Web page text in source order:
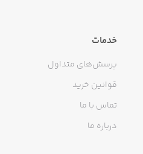
خدمات
پرسش‌های متداول
قوانین خرید
تماس با ما
درباره ما